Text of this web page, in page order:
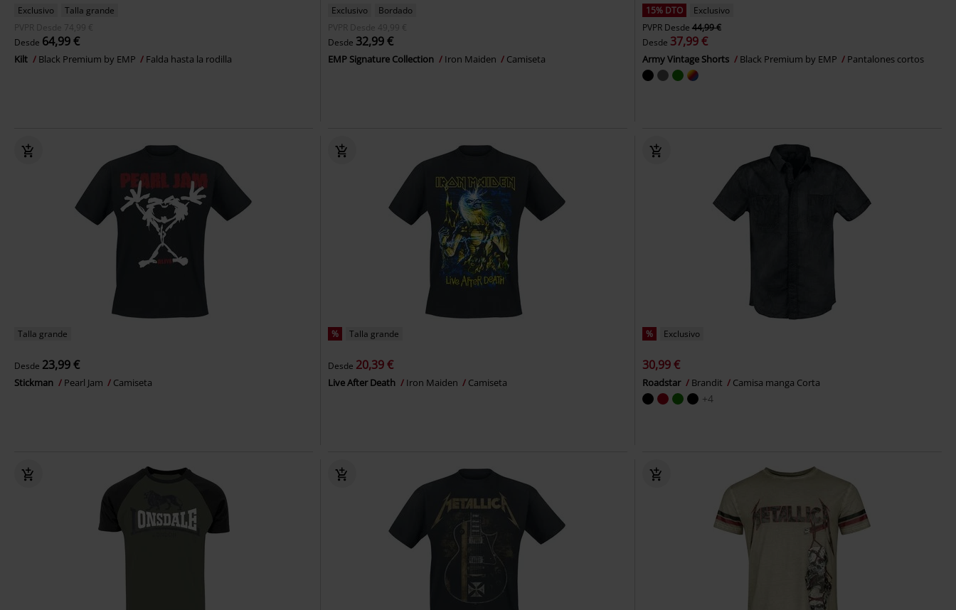
Exclusivo
Talla grande
PVPR
Desde 74,99 €
Desde 64,99 €
Kilt Black Premium by EMP Falda hasta la rodilla
Exclusivo
Bordado
PVPR
Desde 49,99 €
Desde 32,99 €
EMP Signature Collection Iron Maiden Camiseta
15% DTO
Exclusivo
PVPR Desde 44,99 €
Desde 37,99 €
Army Vintage Shorts Black Premium by EMP Pantalones cortos
Talla grande
Desde 23,99 €
Stickman Pearl Jam Camiseta
% Talla grande
Desde 20,39 €
Live After Death Iron Maiden Camiseta
% Exclusivo
30,99 €
Roadstar Brandit Camisa manga Corta
+4